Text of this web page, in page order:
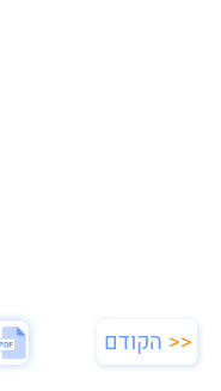
<< הקודם